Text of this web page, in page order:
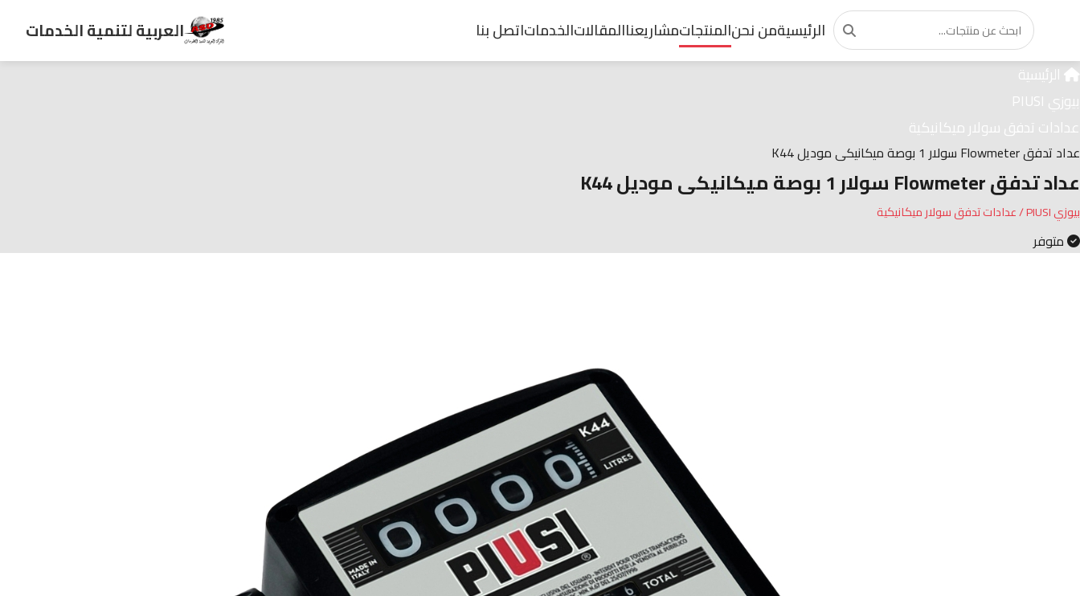
الرئيسيةمن نحنالمنتجاتمشاريعناالمقالاتالخدماتاتصل بنا العربية لتنمية الخدمات
الرئيسية
بيوزي PIUSI
عدادات تدفق سولار ميكانيكية
عداد تدفق Flowmeter سولار 1 بوصة ميكانيكى موديل K44
عداد تدفق Flowmeter سولار 1 بوصة ميكانيكى موديل K44
بيوزي PIUSI / عدادات تدفق سولار ميكانيكية
متوفر
منتج مميز